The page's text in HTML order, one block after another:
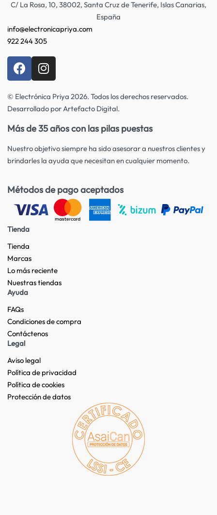
C/ La Rosa, 10, 38002, Santa Cruz de Tenerife, Islas Canarias,
España
info@electronicapriya.com
922 244 305
© Electrónica Priya 2026. Todos los derechos reservados.
Desarrollado por Artefacto Digital.
Más de 35 años con las pilas puestas
Nuestro objetivo siempre ha sido asesorar a nuestros clientes y
brindarles la ayuda que necesitan en cualquier momento.
Métodos de pago aceptados
Tienda
Tienda
Marcas
Lo más reciente​
Nuestras tiendas​
Ayuda
FAQs
Condiciones de compra
Contáctenos
Legal
Aviso legal
Política de privacidad
Política de cookies
Protección de datos